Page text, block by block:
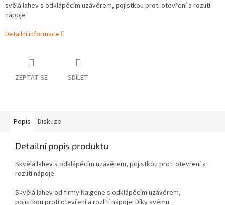
svělá lahev s odklápěcím uzávěrem, pojistkou proti otevření a rozlití
nápoje
Detailní informace
ZEPTAT SE SDÍLET
Popis Diskuze
Detailní popis produktu
Skvělá lahev s odklápěcím uzávěrem, pojistkou proti otevření a
rozlití nápoje.
Skvělá lahev od firmy Nalgene s odklápěcím uzávěrem,
pojistkou proti otevření a rozlití nápoje. Díky svému